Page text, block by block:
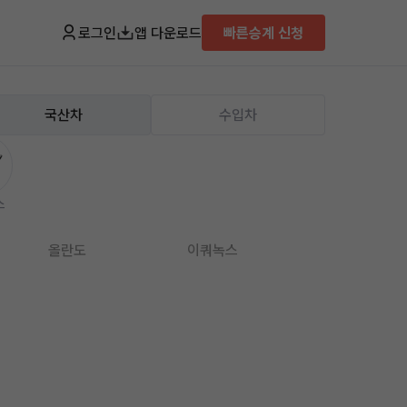
로그인 앱 다운로드 빠른승계 신청
국산차 수입차
올란도 이쿼녹스